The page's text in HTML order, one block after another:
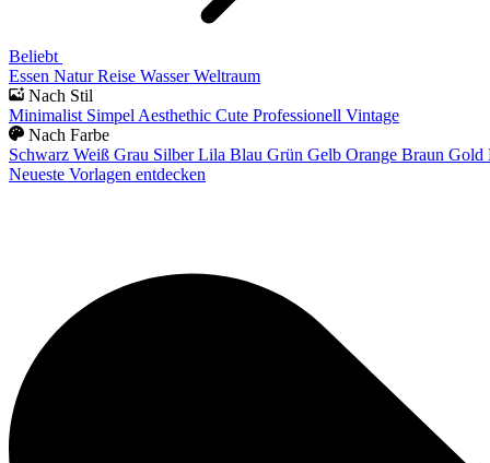
Beliebt
Essen Natur Reise Wasser Weltraum
Nach Stil
Minimalist Simpel Aesthethic Cute Professionell Vintage
Nach Farbe
Schwarz Weiß Grau Silber Lila Blau Grün Gelb Orange Braun Gold
Neueste Vorlagen entdecken